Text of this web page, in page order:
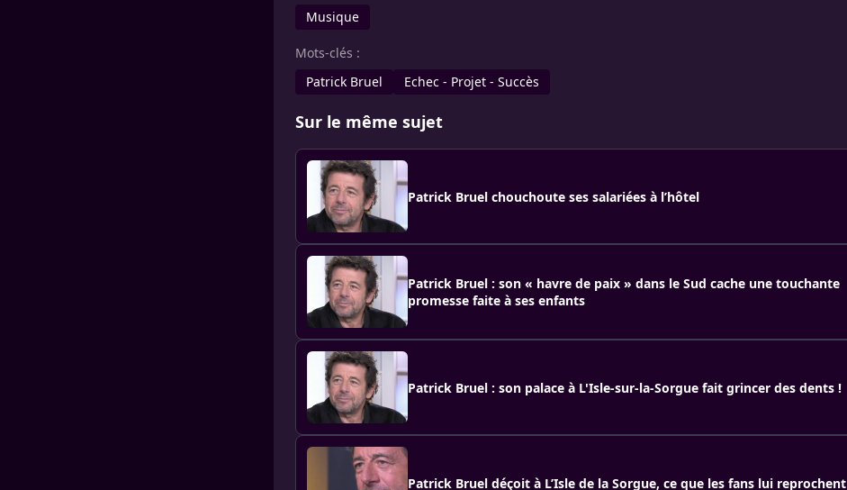
Musique
Mots-clés :
Patrick Bruel
Echec - Projet - Succès
Sur le même sujet
Patrick Bruel chouchoute ses salariées à l’hôtel
Patrick Bruel : son « havre de paix » dans le Sud cache une touchante
promesse faite à ses enfants
Patrick Bruel : son palace à L'Isle-sur-la-Sorgue fait grincer des dents !
Patrick Bruel déçoit à L’Isle de la Sorgue, ce que les fans lui reprochent